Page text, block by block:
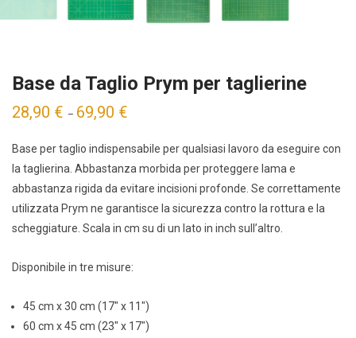
Base da Taglio Prym per taglierine
28,90 € – 69,90 €
Base per taglio indispensabile per qualsiasi lavoro da eseguire con
la taglierina. Abbastanza morbida per proteggere lama e
abbastanza rigida da evitare incisioni profonde. Se correttamente
utilizzata Prym ne garantisce la sicurezza contro la rottura e la
scheggiature. Scala in cm su di un lato in inch sull’altro.
Disponibile in tre misure:
45 cm x 30 cm (17″ x 11″)
60 cm x 45 cm (23″ x 17″)